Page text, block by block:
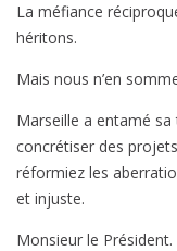
La méfiance
héritons.
Mais nous n’en
Marseille a entamé
concrétiser des
réformiez les
et injuste.
Monsieur le Président.